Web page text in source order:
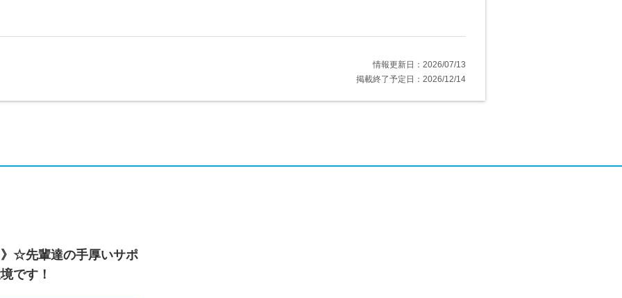
情報更新日：2026/07/13
掲載終了予定日：2026/12/14
☆先輩達の手厚いサポ
です！